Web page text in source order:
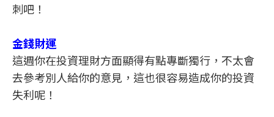
刺吧！
金錢財運
這週你在投資理財方面顯得有點專斷獨行，不太會
去參考別人給你的意見，這也很容易造成你的投資
失利呢！